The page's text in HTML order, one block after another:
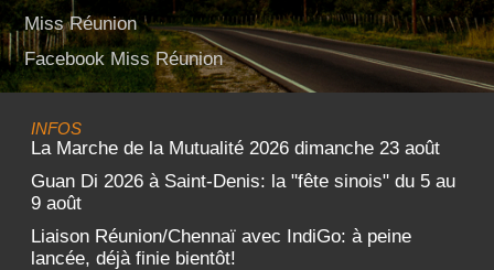
Miss Réunion
Facebook Miss Réunion
INFOS
La Marche de la Mutualité 2026 dimanche 23 août
Guan Di 2026 à Saint-Denis: la "fête sinois" du 5 au
9 août
Liaison Réunion/Chennaï avec IndiGo: à peine
lancée, déjà finie bientôt!